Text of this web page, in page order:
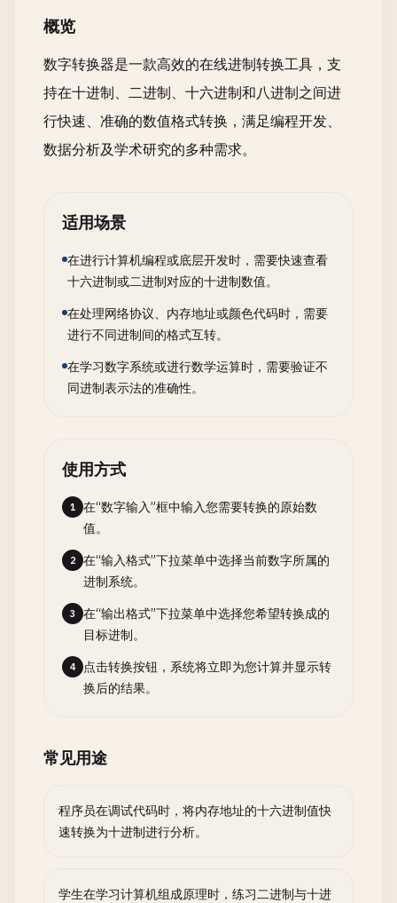
概览
数字转换器是一款高效的在线进制转换工具，支
持在十进制、二进制、十六进制和八进制之间进
行快速、准确的数值格式转换，满足编程开发、
数据分析及学术研究的多种需求。
适用场景
在进行计算机编程或底层开发时，需要快速查看
十六进制或二进制对应的十进制数值。
在处理网络协议、内存地址或颜色代码时，需要
进行不同进制间的格式互转。
在学习数字系统或进行数学运算时，需要验证不
同进制表示法的准确性。
使用方式
1
在“数字输入”框中输入您需要转换的原始数
值。
2
在“输入格式”下拉菜单中选择当前数字所属的
进制系统。
3
在“输出格式”下拉菜单中选择您希望转换成的
目标进制。
4
点击转换按钮，系统将立即为您计算并显示转
换后的结果。
常见用途
程序员在调试代码时，将内存地址的十六进制值快
速转换为十进制进行分析。
学生在学习计算机组成原理时，练习二进制与十进